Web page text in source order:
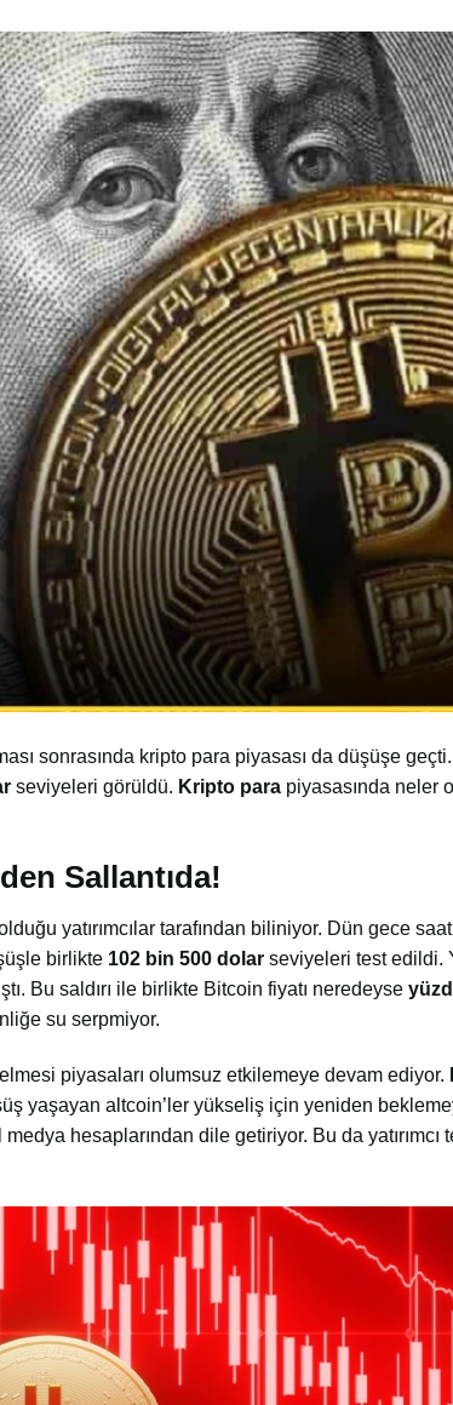
sonrasında kripto para piyasası da düşüşe geçti.
seviyeleri görüldü. Kripto para piyasasında neler
Sallantıda!
yatırımcılar tarafından biliniyor. Dün gece
birlikte 102 bin 500 dolar seviyeleri test edildi.
Bu saldırı ile birlikte Bitcoin fiyatı neredeyse
su serpmiyor.
piyasaları olumsuz etkilemeye devam ediyor.
yaşayan altcoin’ler yükseliş için yeniden
hesaplarından dile getiriyor. Bu da yatırımcı